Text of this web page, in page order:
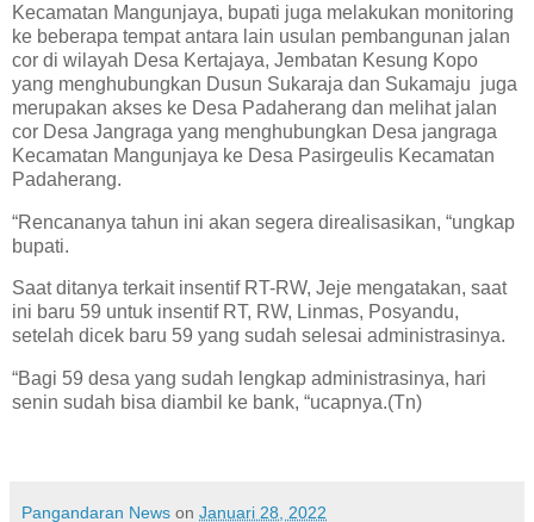
Kecamatan Mangunjaya, bupati juga melakukan monitoring
ke beberapa tempat antara lain usulan pembangunan jalan
cor di wilayah Desa Kertajaya, Jembatan Kesung Kopo
yang menghubungkan Dusun Sukaraja dan Sukamaju juga
merupakan akses ke Desa Padaherang dan melihat jalan
cor Desa Jangraga yang menghubungkan Desa jangraga
Kecamatan Mangunjaya ke Desa Pasirgeulis Kecamatan
Padaherang.
“Rencananya tahun ini akan segera direalisasikan, “ungkap
bupati.
Saat ditanya terkait insentif RT-RW, Jeje mengatakan, saat
ini baru 59 untuk insentif RT, RW, Linmas, Posyandu,
setelah dicek baru 59 yang sudah selesai administrasinya.
“Bagi 59 desa yang sudah lengkap administrasinya, hari
senin sudah bisa diambil ke bank, “ucapnya.(Tn)
Pangandaran News on Januari 28, 2022